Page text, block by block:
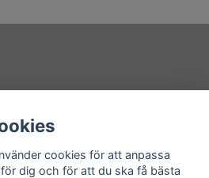
cookies för att anpassa
dig och för att du ska få bästa